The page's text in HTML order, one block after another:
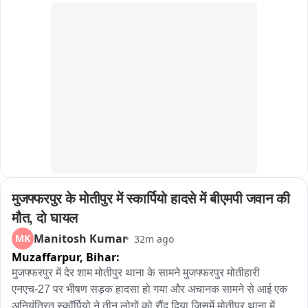
मुजफ्फरपुर के मोतीपुर में स्कार्पियो हादसे में बीएमपी जवान की
मौत, दो घायल
MK Manitosh Kumar 32m ago
Muzaffarpur, Bihar:
मुजफ्फरपुर में देर शाम मोतीपुर थाना के सामने मुजफ्फरपुर मोतीहारी
एनएच-27 पर भीषण सड़क हादसा हो गया और अचानक सामने से आई एक
अनियंत्रित स्कॉर्पियो ने तीन लोगों को रौंद दिया,जिसमें मोतीपुर थाना में